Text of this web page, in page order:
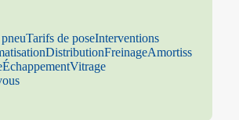
Tarifs de poseInterventions
DistributionFreinageAmortiss
ÉchappementVitrage